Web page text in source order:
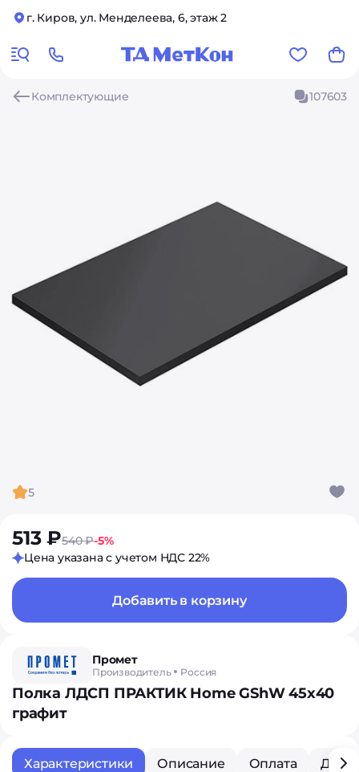
г. Киров, ул. Менделеева, 6, этаж 2
Комплектующие 107603
5
513 ₽540 ₽-5%
Цена указана с учетом НДС 22%
Добавить в корзину
Промет
Производитель Россия
Полка ЛДСП ПРАКТИК Home GShW 45х40
графит
Характеристики Описание Оплата